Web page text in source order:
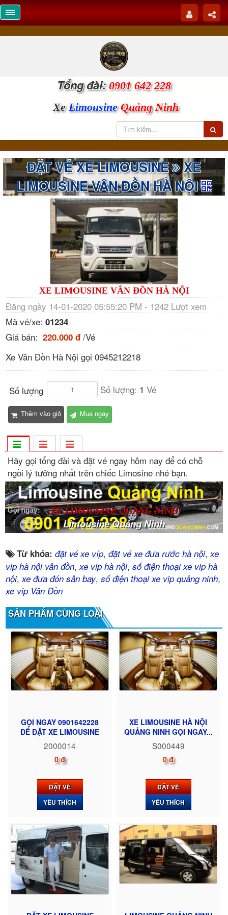
Tổng đài: 0901 642 228
XeLimousineQuảng Ninh
ĐẶT VÉ XE LIMOUSINE XE
LIMOUSINE VÂN ĐỒN HÀ NỘI
XE LIMOUSINE VÂN ĐỒN HÀ NỘI
Đăng ngày 14-01-2020 05:55:20 PM - 1242 Lượt xem
Mã vé/xe: 01234
Giá bán: 220.000 đ /Vé
Xe Vân Đồn Hà Nội gọi 0945212218
Số lượng Số lượng: 1 Vé
Thêm vào giỏ Mua ngay
Hãy gọi tổng đài và đặt vé ngay hôm nay để có chỗ
ngồi lý tưởng nhất trên chiếc Limosine nhé bạn.
XE LIMOUSINE QUẢNG NINH
Limousine Quảng Ninh
Từ khóa: đặt vé xe víp, đặt vé xe đưa rước hà nội,xe
vip hà nội vân đồn,xe vip hà nội, số điện thoại xe vip hà
nội,xe đưa đón sân bay, số điện thoại xe vip quảng ninh,
xe vip Vân Đồn
SẢN PHẨM CÙNG LOẠI
GỌI NGAY 0901642228
ĐỂ ĐẶT XE LIMOUSINE
2000014
0 đ
ĐẶT VÉ
YÊU THÍCH
XE LIMOUSINE HÀ NỘI
QUẢNG NINH GỌI NGAY...
S000449
0 đ
ĐẶT VÉ
YÊU THÍCH